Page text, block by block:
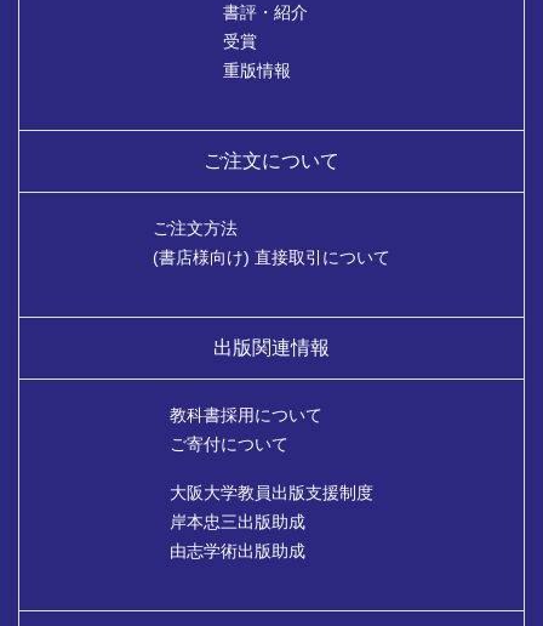
書評・紹介
受賞
重版情報
ご注文について
ご注文方法
(書店様向け) 直接取引について
出版関連情報
教科書採用について
ご寄付について
大阪大学教員出版支援制度
岸本忠三出版助成
由志学術出版助成